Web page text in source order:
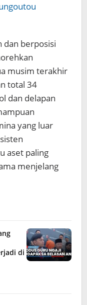
dan berposisi
musim terakhir
total 34
dan delapan
yang luar
aset paling
menjelang
di